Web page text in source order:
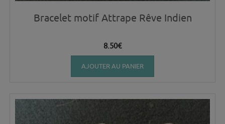
Bracelet motif Attrape Rêve Indien
8.50€
AJOUTER AU PANIER